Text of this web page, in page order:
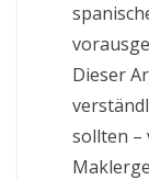
Dieser
sollten –